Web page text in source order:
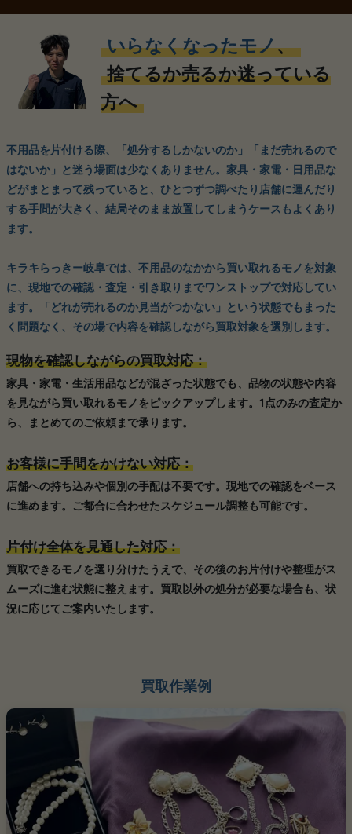
いらなくなったモノ、
捨てるか売るか迷っている
方へ
不用品を片付ける際、「処分するしかないのか」「まだ売れるので
はないか」と迷う場面は少なくありません。家具・家電・日用品な
どがまとまって残っていると、ひとつずつ調べたり店舗に運んだり
する手間が大きく、結局そのまま放置してしまうケースもよくあり
ます。
キラキらっきー岐阜では、不用品のなかから買い取れるモノを対象
に、現地での確認・査定・引き取りまでワンストップで対応してい
ます。「どれが売れるのか見当がつかない」という状態でもまった
く問題なく、その場で内容を確認しながら買取対象を選別します。
現物を確認しながらの買取対応：
家具・家電・生活用品などが混ざった状態でも、品物の状態や内容
を見ながら買い取れるモノをピックアップします。1点のみの査定か
ら、まとめてのご依頼まで承ります。
お客様に手間をかけない対応：
店舗への持ち込みや個別の手配は不要です。現地での確認をベース
に進めます。ご都合に合わせたスケジュール調整も可能です。
片付け全体を見通した対応：
買取できるモノを選り分けたうえで、その後のお片付けや整理がス
ムーズに進む状態に整えます。買取以外の処分が必要な場合も、状
況に応じてご案内いたします。
買取作業例